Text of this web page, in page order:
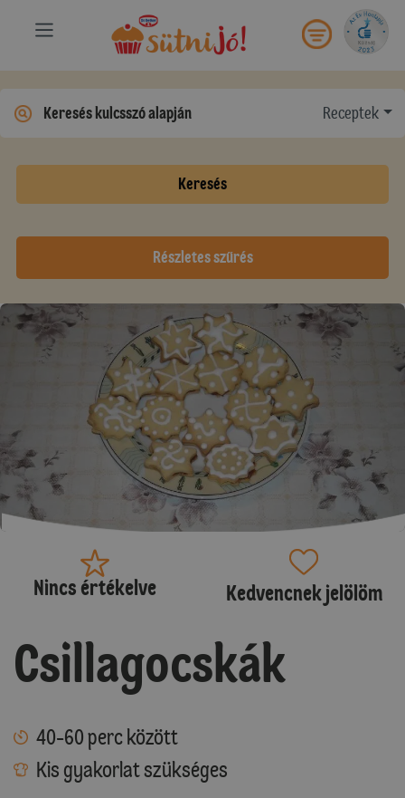
Receptek
Keresés
Részletes szűrés
Nincs értékelve Kedvencnek jelölöm
Csillagocskák
40-60 perc között
Kis gyakorlat szükséges